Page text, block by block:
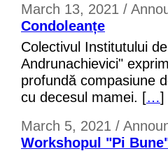
March 13, 2021 /
Condoleanțe
Colectivul Institutului
Andrunachievici"
profundă compasiune
cu decesul mamei. […]
March 5, 2021 /
Workshopul "Pi